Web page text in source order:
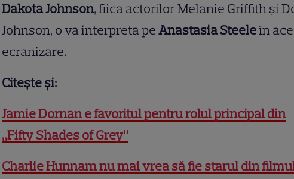
Dakota Johnson, fiica actorilor Melanie Griffith şi
Johnson, o va interpreta peAnastasia Steeleîn
ecranizare.
Citeşte şi:
Jamie Dornan e favoritul pentru rolul principal din
„Fifty Shades of Grey”
Charlie Hunnam nu mai vrea să fie starul din